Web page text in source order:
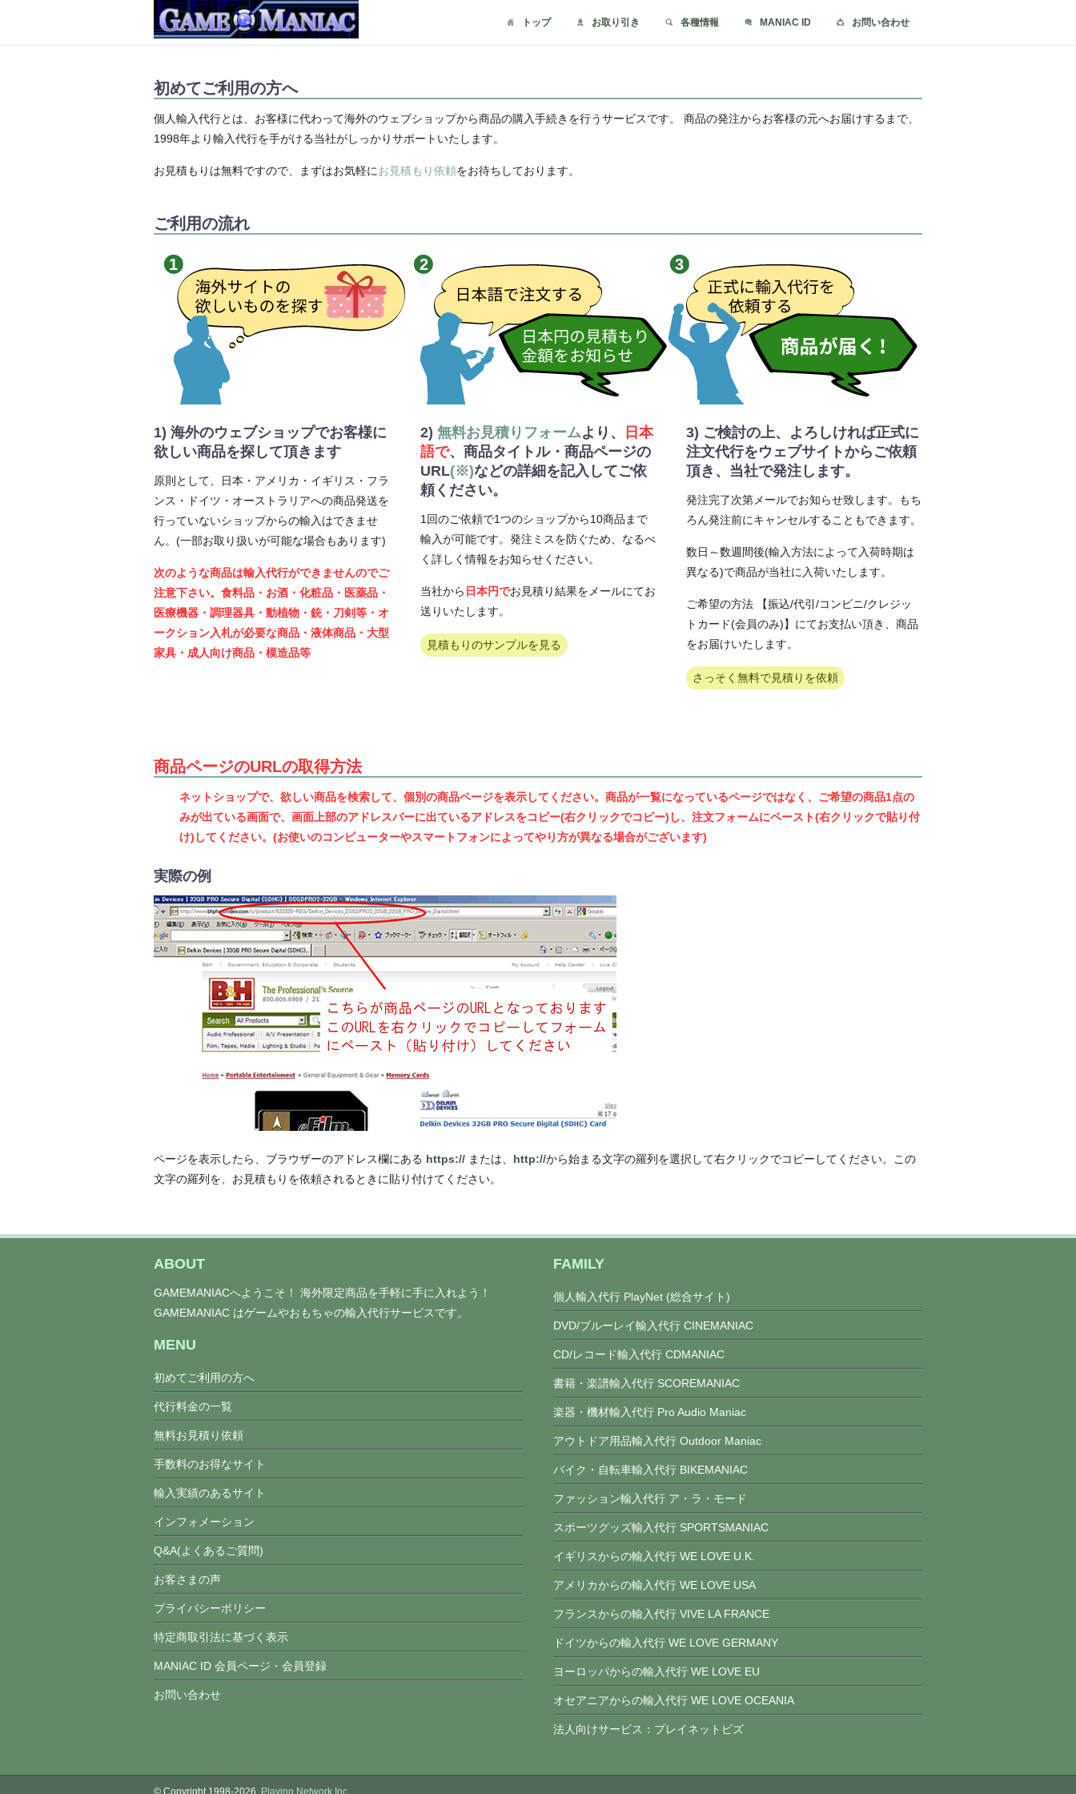
トップ お取り引き 各種情報 MANIAC ID お問い合わせ
初めてご利用の方へ
個人輸入代行とは、お客様に代わって海外のウェブショップから商品の購入手続きを行うサービスです。 商品の発注からお客様の元へお届けするまで、
1998年より輸入代行を手がける当社がしっかりサポートいたします。
お見積もりは無料ですので、まずはお気軽にお見積もり依頼をお待ちしております。
ご利用の流れ
1) 海外のウェブショップでお客様に
欲しい商品を探して頂きます
原則として、日本・アメリカ・イギリス・フラ
ンス・ドイツ・オーストラリアへの商品発送を
行っていないショップからの輸入はできませ
ん。(一部お取り扱いが可能な場合もあります)
次のような商品は輸入代行ができませんのでご
注意下さい。食料品・お酒・化粧品・医薬品・
医療機器・調理器具・動植物・銃・刀剣等・オ
ークション入札が必要な商品・液体商品・大型
家具・成人向け商品・模造品等
2) 無料お見積りフォームより、
日本
語で、商品タイトル・商品ページの
URL(※)などの詳細を記入してご依
頼ください。
1回のご依頼で1つのショップから10商品まで
輸入が可能です。発注ミスを防ぐため、なるべ
く詳しく情報をお知らせください。
当社から 日本円でお見積り結果をメールにてお
送りいたします。
見積もりのサンプルを見る
3) ご検討の上、よろしければ正式に
注文代行をウェブサイトからご依頼
頂き、当社で発注します。
発注完了次第メールでお知らせ致します。もち
ろん発注前にキャンセルすることもできます。
数日～数週間後(輸入方法によって入荷時期は
異なる)で商品が当社に入荷いたします。
ご希望の方法 【振込/代引/コンビニ/クレジッ
トカード(会員のみ)】にてお支払い頂き、商品
をお届けいたします。
さっそく無料で見積りを依頼
商品ページのURLの取得方法
ネットショップで、欲しい商品を検索して、個別の商品ページを表示してください。商品が一覧になっているページではなく、ご希望の商品1点の
みが出ている画面で、画面上部のアドレスバーに出ているアドレスをコピー(右クリックでコピー)し、注文フォームにペースト(右クリックで貼り付
け)してください。(お使いのコンピューターやスマートフォンによってやり方が異なる場合がございます)
実際の例
ページを表示したら、ブラウザーのアドレス欄にある https:// または、 http://から始まる文字の羅列を選択して右クリックでコピーしてください。この
文字の羅列を、お見積もりを依頼されるときに貼り付けてください。
ABOUT
GAMEMANIACへようこそ！ 海外限定商品を手軽に手に入れよう！
GAMEMANIAC はゲームやおもちゃの輸入代行サービスです。
MENU
初めてご利用の方へ
代行料金の一覧
無料お見積り依頼
手数料のお得なサイト
輸入実績のあるサイト
インフォメーション
Q&A(よくあるご質問)
お客さまの声
プライバシーポリシー
特定商取引法に基づく表示
MANIAC ID 会員ページ・会員登録
お問い合わせ
FAMILY
個人輸入代行 PlayNet (総合サイト)
DVD/ブルーレイ輸入代行 CINEMANIAC
CD/レコード輸入代行 CDMANIAC
書籍・楽譜輸入代行 SCOREMANIAC
楽器・機材輸入代行 Pro Audio Maniac
アウトドア用品輸入代行 Outdoor Maniac
バイク・自転車輸入代行 BIKEMANIAC
ファッション輸入代行 ア・ラ・モード
スポーツグッズ輸入代行 SPORTSMANIAC
イギリスからの輸入代行 WE LOVE U.K.
アメリカからの輸入代行 WE LOVE USA
フランスからの輸入代行 VIVE LA FRANCE
ドイツからの輸入代行 WE LOVE GERMANY
ヨーロッパからの輸入代行 WE LOVE EU
オセアニアからの輸入代行 WE LOVE OCEANIA
法人向けサービス：プレイネットビズ
© Copyright 1998-2026. Playing Network,Inc